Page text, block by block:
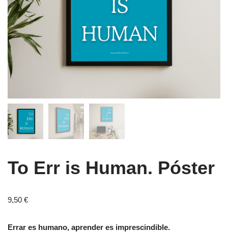
To Err is Human. Póster
9,50 €
Errar es humano, aprender es imprescindible.